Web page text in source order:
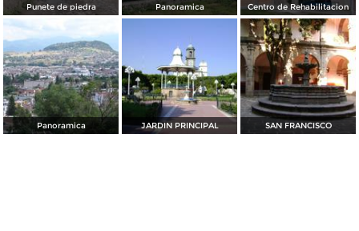
Punete de piedra Panoramica Centro de Rehabilitacion
Panoramica JARDIN PRINCIPAL SAN FRANCISCO